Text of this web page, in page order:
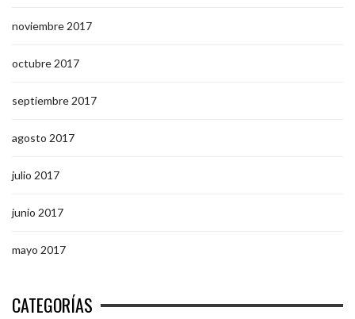
noviembre 2017
octubre 2017
septiembre 2017
agosto 2017
julio 2017
junio 2017
mayo 2017
CATEGORÍAS